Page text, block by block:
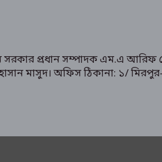
সরকার প্রধান সম্পাদক এম.এ
হাসান মাসুদ। অফিস ঠিকানা: ১/